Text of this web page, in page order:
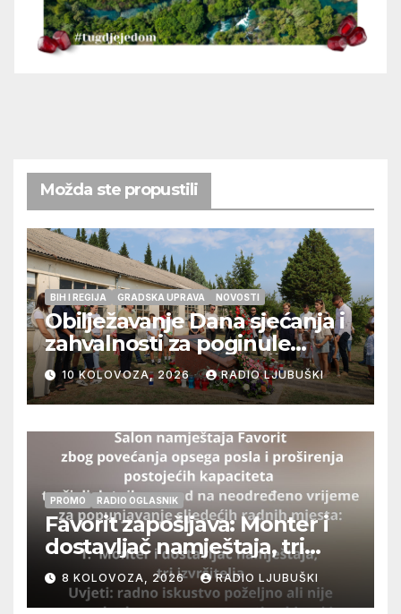
Možda ste propustili
BIH I REGIJA GRADSKA UPRAVA NOVOSTI
Obilježavanje Dana sjećanja i
zahvalnosti za poginule
ljubuške branitelje u Čapljini
u petak 14.kolovoza 2026.
10 KOLOVOZA, 2026 RADIO LJUBUŠKI
PROMO RADIO OGLASNIK
Favorit zapošljava: Monter i
dostavljač namještaja, tri
izvršitelja
8 KOLOVOZA, 2026 RADIO LJUBUŠKI